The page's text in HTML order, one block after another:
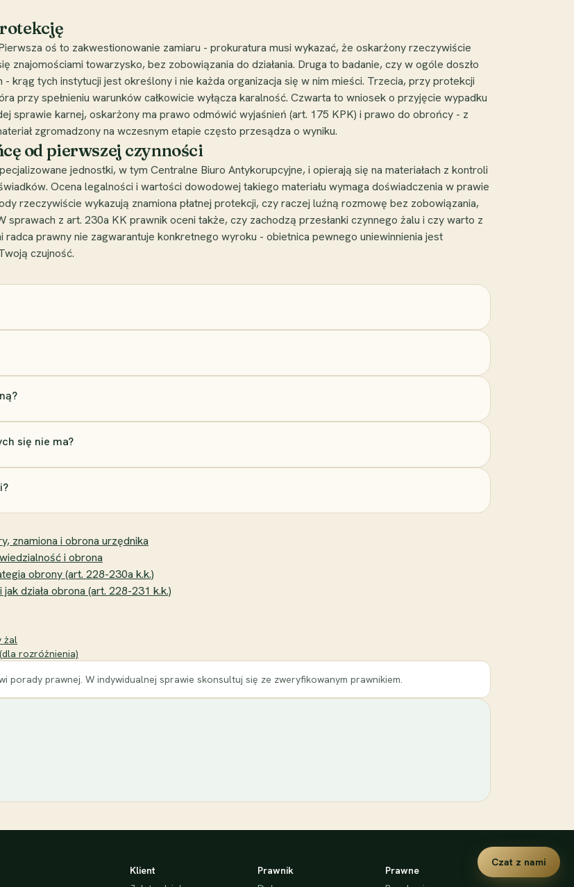
oś to zakwestionowanie zamiaru - prokuratura musi wykazać, że oskarżony rzeczywiście
znajomościami towarzysko, bez zobowiązania do działania. Druga to badanie, czy w ogóle doszło
krąg tych instytucji jest określony i nie każda organizacja się w nim mieści. Trzecia, przy protekcji
przy spełnieniu warunków całkowicie wyłącza karalność. Czwarta to wniosek o przyjęcie wypadku
sprawie karnej, oskarżony ma prawo odmówić wyjaśnień (art. 175 KPK) i prawo do obrońcy - z
zgromadzony na wczesnym etapie często przesądza o wyniku.
od pierwszej czynności
jednostki, w tym Centralne Biuro Antykorupcyjne, i opierają się na materiałach z kontroli
Ocena legalności i wartości dowodowej takiego materiału wymaga doświadczenia w prawie
rzeczywiście wykazują znamiona płatnej protekcji, czy raczej luźną rozmowę bez zobowiązania,
z art. 230a KK prawnik oceni także, czy zachodzą przesłanki czynnego żalu i czy warto z
prawny nie zagwarantuje konkretnego wyroku - obietnica pewnego uniewinnienia jest
czujność.
się nie ma?
znamiona i obrona urzędnika
i obrona
obrony (art. 228-230a k.k.)
działa obrona (art. 228-231 k.k.)
żal
rozróżnienia)
prawnej. W indywidualnej sprawie skonsultuj się ze zweryfikowanym prawnikiem.
Klient
Prawnik
Prawne
Czat z nami